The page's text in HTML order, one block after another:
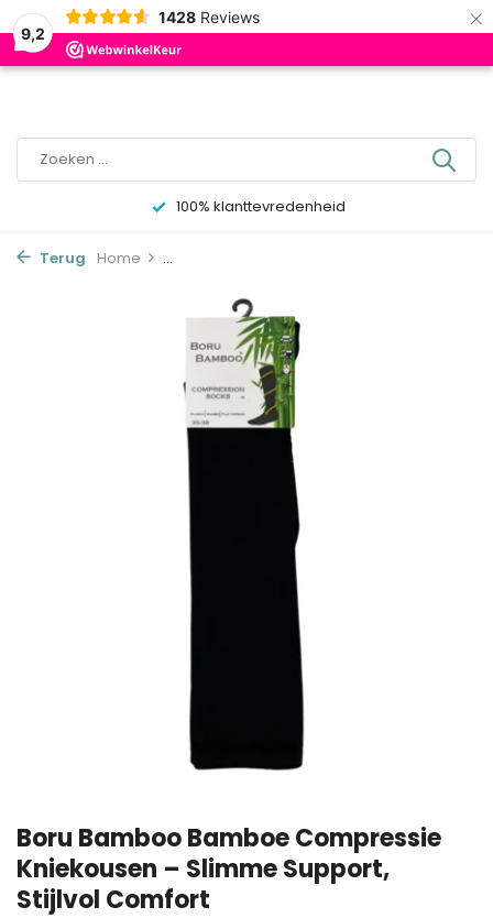
9,2
1428 Reviews ×
0
100% klanttevredenheid
Terug Home ...
Boru Bamboo Bamboe Compressie
Kniekousen – Slimme Support,
Stijlvol Comfort